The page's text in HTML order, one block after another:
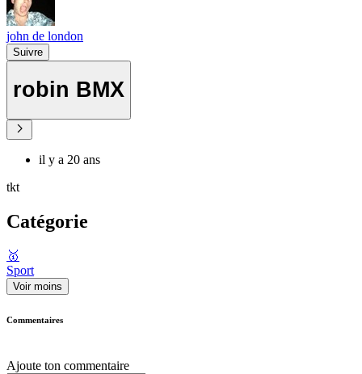
john de london
Suivre
robin BMX
il y a 20 ans
tkt
Catégorie
🥇
Sport
Voir moins
Commentaires
Ajoute ton commentaire